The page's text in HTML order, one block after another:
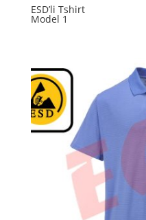
ESD’li Tshirt
Model 1